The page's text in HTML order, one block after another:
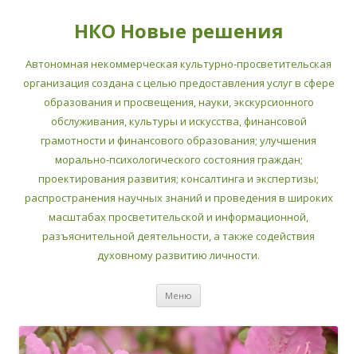
НКО Новые решения
Автономная некоммерческая культурно-просветительская
организация создана с целью предоставления услуг в сфере
образования и просвещения, науки, экскурсионного
обслуживания, культуры и искусства, финансовой
грамотности и финансового образования; улучшения
морально-психологического состояния граждан;
проектирования развития; консалтинга и экспертизы;
распространения научных знаний и проведения в широких
масштабах просветительской и информационной,
разъяснительной деятельности, а также содействия
духовному развитию личности.
Меню